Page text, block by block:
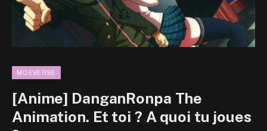
MOEVERSE
[Anime] DanganRonpa The
Animation. Et toi ? A quoi tu joues